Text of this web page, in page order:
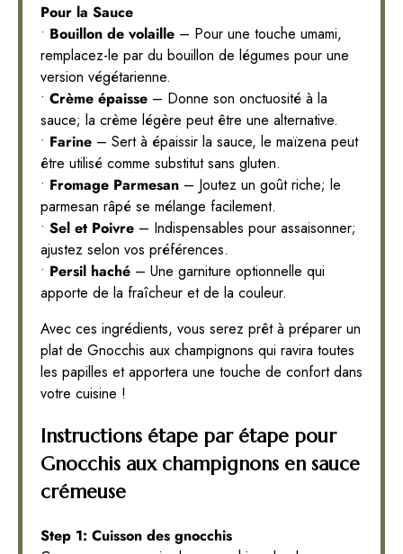
Pour la Sauce
• Bouillon de volaille – Pour une touche umami,
remplacez-le par du bouillon de légumes pour une
version végétarienne.
• Crème épaisse – Donne son onctuosité à la
sauce; la crème légère peut être une alternative.
• Farine – Sert à épaissir la sauce, le maïzena peut
être utilisé comme substitut sans gluten.
• Fromage Parmesan – Joutez un goût riche; le
parmesan râpé se mélange facilement.
• Sel et Poivre – Indispensables pour assaisonner;
ajustez selon vos préférences.
• Persil haché – Une garniture optionnelle qui
apporte de la fraîcheur et de la couleur.
Avec ces ingrédients, vous serez prêt à préparer un
plat de Gnocchis aux champignons qui ravira toutes
les papilles et apportera une touche de confort dans
votre cuisine !
Instructions étape par étape pour
Gnocchis aux champignons en sauce
crémeuse
Step 1: Cuisson des gnocchis